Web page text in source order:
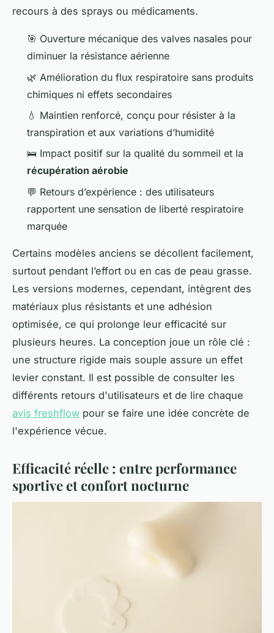
recours à des sprays ou médicaments.
🎯 Ouverture mécanique des valves nasales pour
diminuer la résistance aérienne
🌿 Amélioration du flux respiratoire sans produits
chimiques ni effets secondaires
💧 Maintien renforcé, conçu pour résister à la
transpiration et aux variations d’humidité
🛌 Impact positif sur la qualité du sommeil et la
récupération aérobie
💬 Retours d’expérience : des utilisateurs
rapportent une sensation de liberté respiratoire
marquée
Certains modèles anciens se décollent facilement,
surtout pendant l’effort ou en cas de peau grasse.
Les versions modernes, cependant, intègrent des
matériaux plus résistants et une adhésion
optimisée, ce qui prolonge leur efficacité sur
plusieurs heures. La conception joue un rôle clé :
une structure rigide mais souple assure un effet
levier constant. Il est possible de consulter les
différents retours d'utilisateurs et de lire chaque
avis freshflow pour se faire une idée concrète de
l'expérience vécue.
Efficacité réelle : entre performance
sportive et confort nocturne